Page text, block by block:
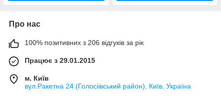
Про нас
100% позитивних з 206 відгуків за рік
Працює з 29.01.2015
м. Київ
вул.Ракетна 24 (Голосіівський район), Київ, Україна